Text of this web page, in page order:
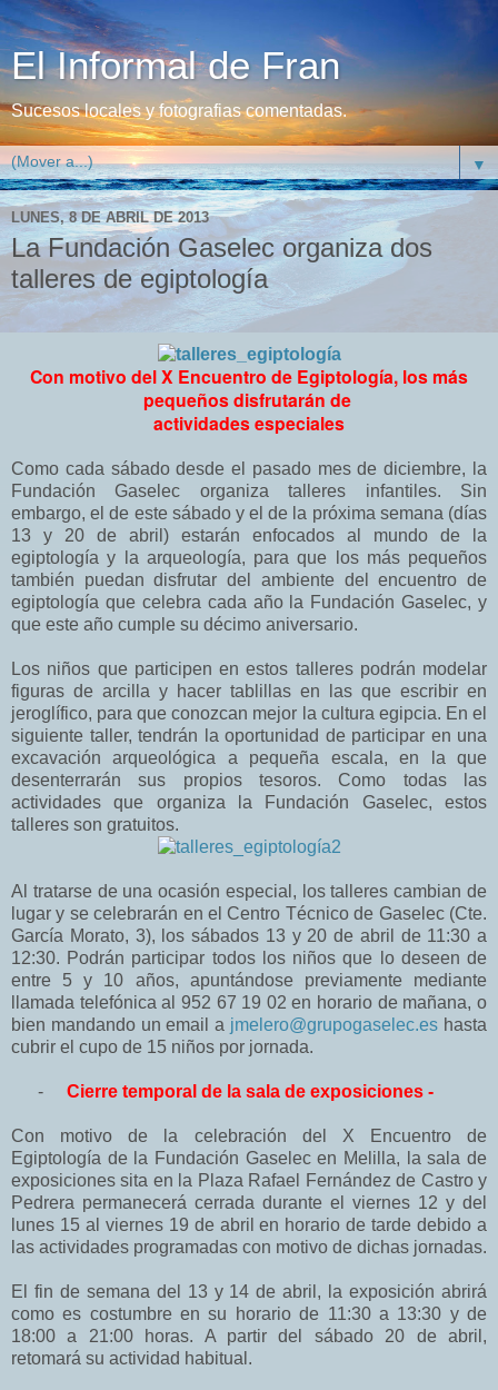
El Informal de Fran
Sucesos locales y fotografias comentadas.
▼
LUNES, 8 DE ABRIL DE 2013
La Fundación Gaselec organiza dos
talleres de egiptología
Con motivo del X Encuentro de Egiptología, los más
pequeños disfrutarán de
actividades especiales
Como cada sábado desde el pasado mes de diciembre, la
Fundación Gaselec organiza talleres infantiles. Sin
embargo, el de este sábado y el de la próxima semana (días
13 y 20 de abril) estarán enfocados al mundo de la
egiptología y la arqueología, para que los más pequeños
también puedan disfrutar del ambiente del encuentro de
egiptología que celebra cada año la Fundación Gaselec, y
que este año cumple su décimo aniversario.
Los niños que participen en estos talleres podrán modelar
figuras de arcilla y hacer tablillas en las que escribir en
jeroglífico, para que conozcan mejor la cultura egipcia. En el
siguiente taller, tendrán la oportunidad de participar en una
excavación arqueológica a pequeña escala, en la que
desenterrarán sus propios tesoros. Como todas las
actividades que organiza la Fundación Gaselec, estos
talleres son gratuitos.
Al tratarse de una ocasión especial, los talleres cambian de
lugar y se celebrarán en el Centro Técnico de Gaselec (Cte.
García Morato, 3), los sábados 13 y 20 de abril de 11:30 a
12:30. Podrán participar todos los niños que lo deseen de
entre 5 y 10 años, apuntándose previamente mediante
llamada telefónica al 952 67 19 02 en horario de mañana, o
bien mandando un email a jmelero@grupogaselec.es hasta
cubrir el cupo de 15 niños por jornada.
- Cierre temporal de la sala de exposiciones -
Con motivo de la celebración del X Encuentro de
Egiptología de la Fundación Gaselec en Melilla, la sala de
exposiciones sita en la Plaza Rafael Fernández de Castro y
Pedrera permanecerá cerrada durante el viernes 12 y del
lunes 15 al viernes 19 de abril en horario de tarde debido a
las actividades programadas con motivo de dichas jornadas.
El fin de semana del 13 y 14 de abril, la exposición abrirá
como es costumbre en su horario de 11:30 a 13:30 y de
18:00 a 21:00 horas. A partir del sábado 20 de abril,
retomará su actividad habitual.